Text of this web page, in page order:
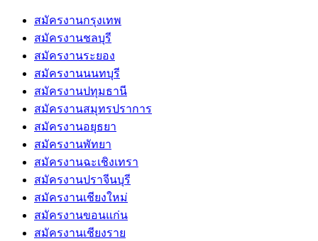
สมัครงานกรุงเทพ
สมัครงานชลบุรี
สมัครงานระยอง
สมัครงานนนทบุรี
สมัครงานปทุมธานี
สมัครงานสมุทรปราการ
สมัครงานอยุธยา
สมัครงานพัทยา
สมัครงานฉะเชิงเทรา
สมัครงานปราจีนบุรี
สมัครงานเชียงใหม่
สมัครงานขอนแก่น
สมัครงานเชียงราย